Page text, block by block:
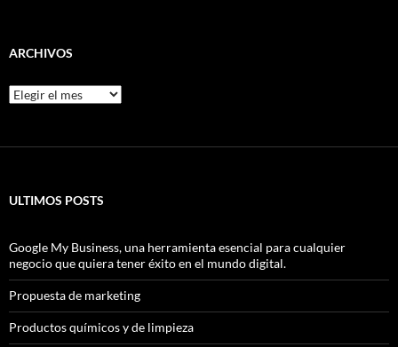
ARCHIVOS
Archivos
ULTIMOS POSTS
Google My Business, una herramienta esencial para cualquier
negocio que quiera tener éxito en el mundo digital.
Propuesta de marketing
Productos químicos y de limpieza